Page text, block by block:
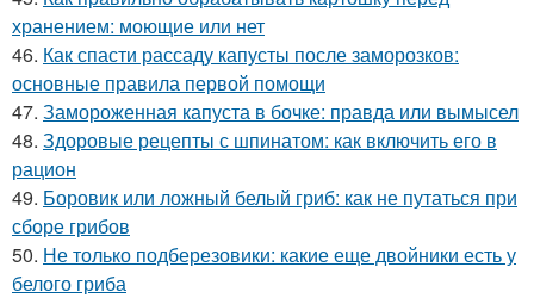
хранением: моющие или нет
46. Как спасти рассаду капусты после заморозков:
основные правила первой помощи
47. Замороженная капуста в бочке: правда или вымысел
48. Здоровые рецепты с шпинатом: как включить его в
рацион
49. Боровик или ложный белый гриб: как не путаться при
сборе грибов
50. Не только подберезовики: какие еще двойники есть у
белого гриба